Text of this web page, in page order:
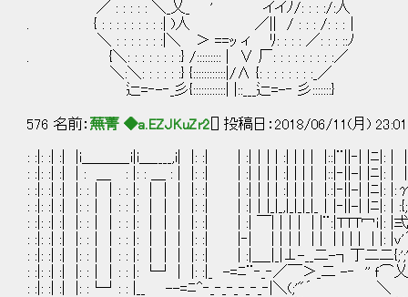
／ : : : : : ＼_乂_ ' イイﾉ/: : : :/:人
. { : : : : : : : : :| )人 ／|| / : : : /: : :｜
＼ : : : : : : :|＼ ＞ ==ｯ ィ ﾘ: : : : ／: : : ::ﾉ
. {＼: : : : : : : :} /::::::::: | ∨ 厂: : : : : : : : :／
＼:＼: : : : : :} {::::::::::::|/Λ {: : : : : : : :_／
辷=‐-‐_彡{::::::::::::| |::___辷=-‐ 彡:::::::}
576 名前： 蕪菁 ◆a.EZJKuZr2 [] 投稿日：2018/06/11(月)
: :|: :| :| |i＿＿＿_i|i＿____,i| |: :| | :|｜| | :| | | | |::|¨||‐| |ﾆ
: :|: :| :| | : ＿ : |: : ＿ : | |: :| | :|｜| | :| | | | |::|‐||-| |ﾆ|: |
: :|: :| :| |: :｜｜: : |: ｜｜ | |: :| | :|｜| | :| | | | |.:|‐||-| |ﾆ|:
: :|: :| :| |: :｜｜: : |: ｜｜ | |: :| | :|｜|_|_,|_|_|_|_｜|‐||-| |ﾆ|:
: :|: :| :| |: :｜｜: : |: ｜｜ | |: :| | :| ￣| |｜| | |¨:|TTT冖ｉ|:
: :|: :| :| |: :｜｜: : |: ｜｜ | |: :| |‐| | |｜| | | | | | | | |: |ｖ
: :|: :| :| |: :｜｜: : |: ｜｜ | |: :| | :|＿_|_|⊥-__二-┐丁二二
: :|: :| :| |: :｜｜: : |: └┘ | |: :|_ -=ﾆ¨‐_‐／￣＞_二 -‐ '' ｆ⌒
: :|: :| :| |: :└┘: : |__ --=ﾆ^‐_‐_‐_‐_‐_‐|＼(;'"´ ＼ ｀